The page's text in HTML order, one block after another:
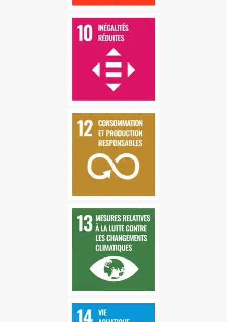
OBJECTIF 10 : INÉGALITÉS
RÉDUITES
Réduire les inégalités dans
les pays et d’un pays à
l’autre
OBJECTIF 12 :
CONSOMMATION ET
PRODUCTION DURABLES
La consommation et la
production durables visent
à « faire plus et mieux avec
moins ».
OBJECTIF 13 : MESURES
RELATIVES À LA LUTTE
CONTRE LES
CHANGEMENTS
CLIMATIQUES
La lutte contre le
réchauffement climatique
est devenue un élément
indissociable de la
réalisation du
développement durable.